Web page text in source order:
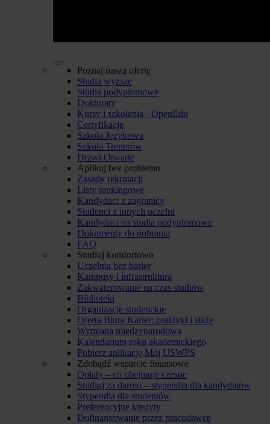
Poznaj naszą ofertę
Studia wyższe
Studia podyplomowe
Doktoraty
Kursy i szkolenia - OpenEdu
Certyfikacje
Szkoła Językowa
Szkoła Trenerów
Drzwi Otwarte
Aplikuj bez problemu
Zasady rekrutacji
Listy rankingowe
Kandydaci z zagranicy
Studenci z innych uczelni
Kandydaci na studia podyplomowe
Dokumenty do pobrania
FAQ
Studiuj komfortowo
Uczelnia bez barier
Kampusy i infrastruktura
Zakwaterowanie na czas studiów
Biblioteki
Organizacje studenckie
Oferta Biura Karier: praktyki i staże
Wymiana międzynarodowa
Kalendarium roku akademickiego
Pobierz aplikację Mój USWPS
Zdobądź wsparcie finansowe
Opłaty – co obejmuje czesne
Studiuj za darmo – stypendia dla kandydatów
Stypendia dla studentów
Preferencyjne kredyty
Dofinansowanie przez pracodawcę